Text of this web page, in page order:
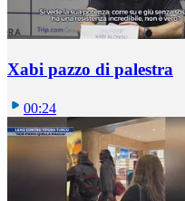
Xabi pazzo di palestra
00:24